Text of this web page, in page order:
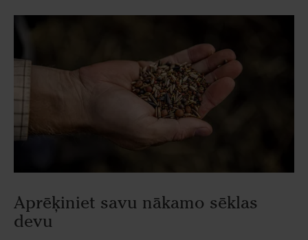
Aprēķiniet savu nākamo sēklas
devu